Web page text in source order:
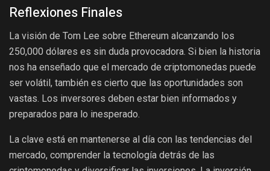
Reflexiones Finales
La visión de Tom Lee sobre Ethereum alcanzando los
250,000 dólares es sin duda provocadora. Si bien la historia
nos ha enseñado que el mercado de criptomonedas puede
ser volátil, también es cierto que las oportunidades son
vastas. Los inversores deben estar bien informados y
preparados para lo inesperado.
La clave está en mantenerse al día con las tendencias del
mercado, comprender la tecnología detrás de las